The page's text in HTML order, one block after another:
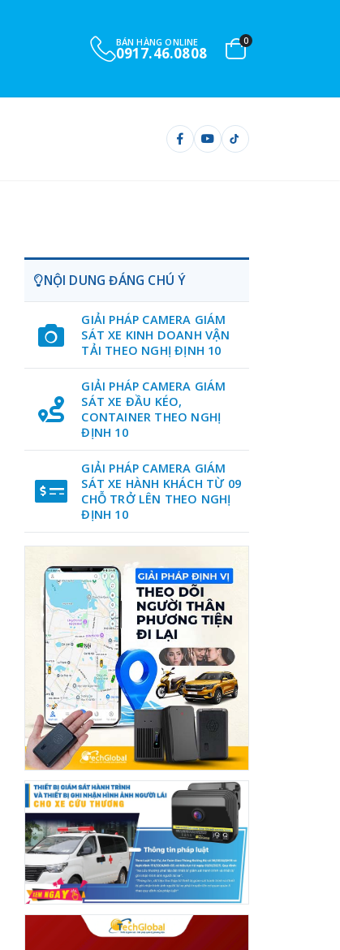
BÁN HÀNG ONLINE
0917.46.0808
0
NỘI DUNG ĐÁNG CHÚ Ý
GIẢI PHÁP CAMERA GIÁM
SÁT XE KINH DOANH VẬN
TẢI THEO NGHỊ ĐỊNH 10
GIẢI PHÁP CAMERA GIÁM
SÁT XE ĐẦU KÉO,
CONTAINER THEO NGHỊ
ĐỊNH 10
GIẢI PHÁP CAMERA GIÁM
SÁT XE HÀNH KHÁCH TỪ 09
CHỖ TRỞ LÊN THEO NGHỊ
ĐỊNH 10